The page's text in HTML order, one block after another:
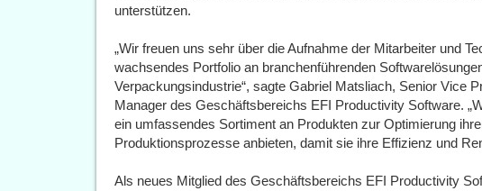
unterstützen.
„Wir freuen uns sehr über die Aufnahme der Mitarbeiter und
wachsendes Portfolio an branchenführenden
Verpackungsindustrie“, sagte Gabriel Matsliach, Senior Vice
Manager des Geschäftsbereichs EFI Productivity Software.
ein umfassendes Sortiment an Produkten zur Optimierung
Produktionsprozesse anbieten, damit sie ihre Effizienz und
Als neues Mitglied des Geschäftsbereichs EFI Productivity